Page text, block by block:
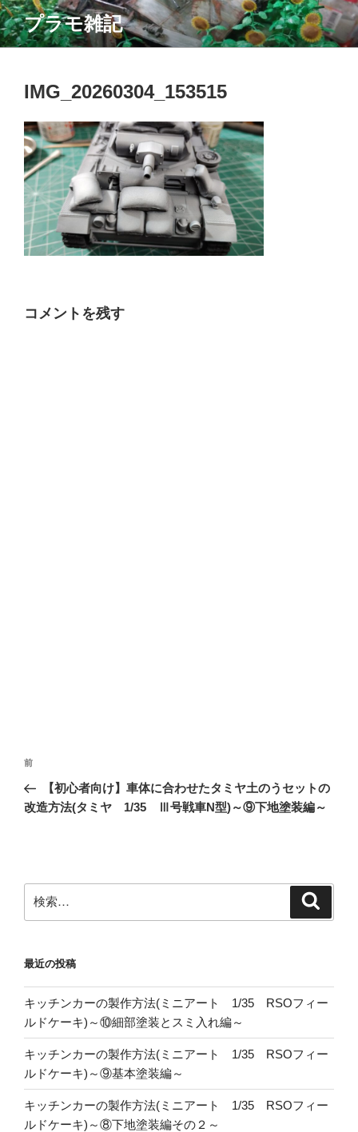
コ
ン
テ
プラモ雑記
IMG_20260304_153515
コメントを残す
投
ナ
シ
ョ
前
の
投
前
【初心者向け】車体に合わせたタミヤ土のうセットの
改造方法(タミヤ 1/35 Ⅲ号戦車N型)～⑨下地塗装編～
索:
最近の投稿
キッチンカーの製作方法(ミニアート 1/35 RSOフィー
ルドケーキ)～⑩細部塗装とスミ入れ編～
キッチンカーの製作方法(ミニアート 1/35 RSOフィー
ルドケーキ)～⑨基本塗装編～
キッチンカーの製作方法(ミニアート 1/35 RSOフィー
ルドケーキ)～⑧下地塗装編その２～